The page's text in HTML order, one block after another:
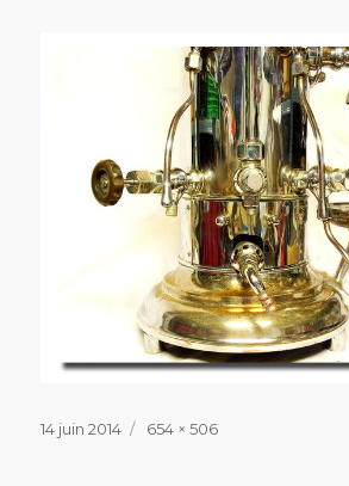
Publié
14 juin 2014
Taille
654 × 506